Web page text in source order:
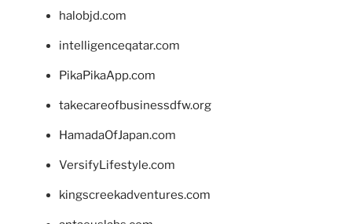
halobjd.com
intelligenceqatar.com
PikaPikaApp.com
takecareofbusinessdfw.org
HamadaOfJapan.com
VersifyLifestyle.com
kingscreekadventures.com